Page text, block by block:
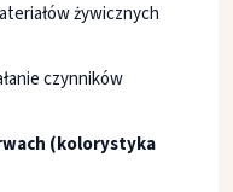
żywicznych
czynników
(kolorystyka